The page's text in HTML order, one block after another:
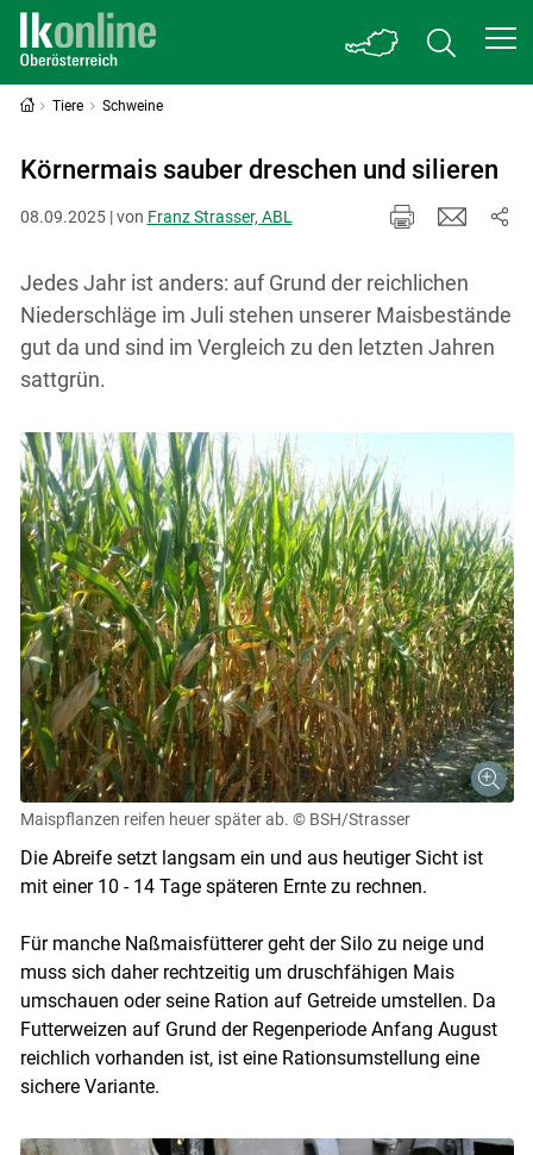
Tiere Schweine
Körnermais sauber dreschen und silieren
08.09.2025 | von Franz Strasser, ABL
Jedes Jahr ist anders: auf Grund der reichlichen
Niederschläge im Juli stehen unserer Maisbestände
gut da und sind im Vergleich zu den letzten Jahren
sattgrün.
Maispflanzen reifen heuer später ab. © BSH/Strasser
Die Abreife setzt langsam ein und aus heutiger Sicht ist
mit einer 10 - 14 Tage späteren Ernte zu rechnen.
Für manche Naßmaisfütterer geht der Silo zu neige und
muss sich daher rechtzeitig um druschfähigen Mais
umschauen oder seine Ration auf Getreide umstellen. Da
Futterweizen auf Grund der Regenperiode Anfang August
reichlich vorhanden ist, ist eine Rationsumstellung eine
sichere Variante.